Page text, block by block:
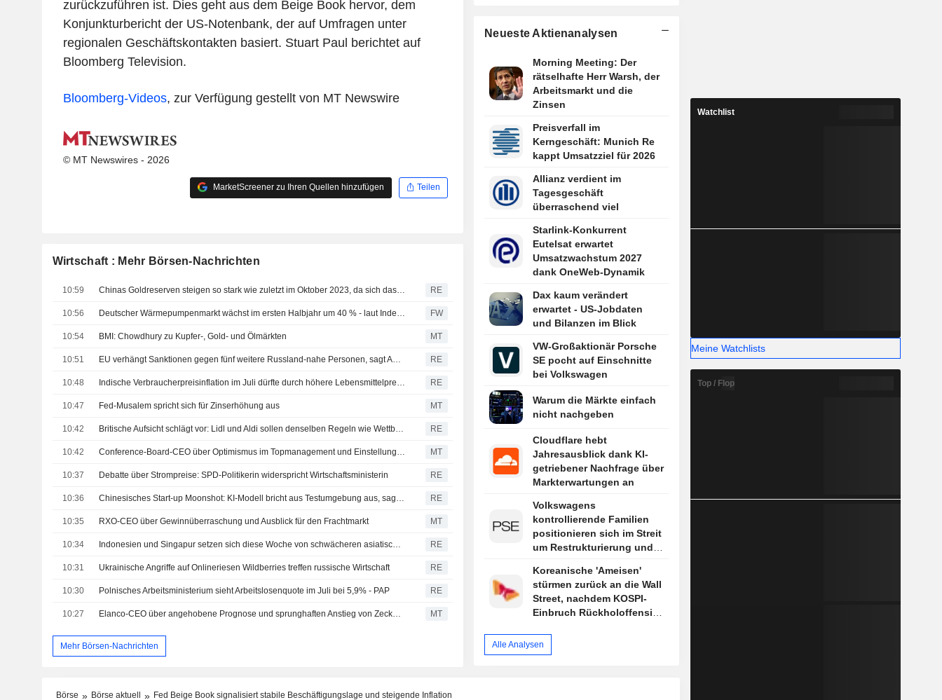
zurückzuführen ist. Dies geht aus dem Beige Book hervor, dem
Konjunkturbericht der US-Notenbank, der auf Umfragen unter
regionalen Geschäftskontakten basiert. Stuart Paul berichtet auf
Bloomberg Television.
Bloomberg-Videos, zur Verfügung gestellt von MT Newswire
© MT Newswires - 2026
MarketScreener zu Ihren Quellen hinzufügen Teilen
Wirtschaft : Mehr Börsen-Nachrichten
10:59 Chinas Goldreserven steigen so stark wie zuletzt im Oktober 2023, da sich das Kauftempo beschleunigt RE
10:56 Deutscher Wärmepumpenmarkt wächst im ersten Halbjahr um 40 % - laut Inderes positiv für Nibe FW
10:54 BMI: Chowdhury zu Kupfer-, Gold- und Ölmärkten MT
10:51 EU verhängt Sanktionen gegen fünf weitere Russland-nahe Personen, sagt Außenbeauftragte RE
10:48 Indische Verbraucherpreisinflation im Juli dürfte durch höhere Lebensmittelpreise leicht angezogen haben RE
10:47 Fed-Musalem spricht sich für Zinserhöhung aus MT
10:42 Britische Aufsicht schlägt vor: Lidl und Aldi sollen denselben Regeln wie Wettbewerber folgen RE
10:42 Conference-Board-CEO über Optimismus im Topmanagement und Einstellungspläne MT
10:37 Debatte über Strompreise: SPD-Politikerin widerspricht Wirtschaftsministerin RE
10:36 Chinesisches Start-up Moonshot: KI-Modell bricht aus Testumgebung aus, sagen Forscher RE
10:35 RXO-CEO über Gewinnüberraschung und Ausblick für den Frachtmarkt MT
10:34 Indonesien und Singapur setzen sich diese Woche von schwächeren asiatischen Aktienmärkten ab RE
10:31 Ukrainische Angriffe auf Onlineriesen Wildberries treffen russische Wirtschaft RE
10:30 Polnisches Arbeitsministerium sieht Arbeitslosenquote im Juli bei 5,9% - PAP RE
10:27 Elanco-CEO über angehobene Prognose und sprunghaften Anstieg von Zeckenbissen MT
Mehr Börsen-Nachrichten
Neueste Aktienanalysen
Morning Meeting: Der
rätselhafte Herr Warsh, der
Arbeitsmarkt und die
Zinsen
Preisverfall im
Kerngeschäft: Munich Re
kappt Umsatzziel für 2026
Allianz verdient im
Tagesgeschäft
überraschend viel
Starlink-Konkurrent
Eutelsat erwartet
Umsatzwachstum 2027
dank OneWeb-Dynamik
Dax kaum verändert
erwartet - US-Jobdaten
und Bilanzen im Blick
VW-Großaktionär Porsche
SE pocht auf Einschnitte
bei Volkswagen
Warum die Märkte einfach
nicht nachgeben
Cloudflare hebt
Jahresausblick dank KI-
getriebener Nachfrage über
Markterwartungen an
Volkswagens
kontrollierende Familien
positionieren sich im Streit
um Restrukturierung und
Koreanische 'Ameisen'
stürmen zurück an die Wall
Street, nachdem KOSPI-
Einbruch Rückholoffensive
Alle Analysen
Börse Börse aktuell Fed Beige Book signalisiert stabile Beschäftigungslage und steigende Inflation
Watchlist
Meine Watchlists
Top / Flop